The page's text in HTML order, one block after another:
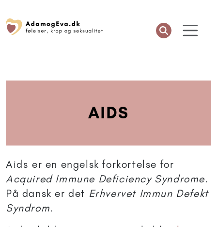
AIDS
Aids er en engelsk forkortelse for
Acquired Immune Deficiency Syndrome.
På dansk er det Erhvervet Immun Defekt
Syndrom.